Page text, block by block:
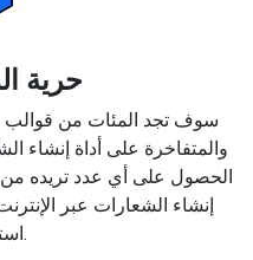
حرية
سوف تجد المئات من
والمتفاخرة على أداة إنشاء
الحصول على أي عدد تريده من
إنشاء الشعارات عبر
استخدامه.